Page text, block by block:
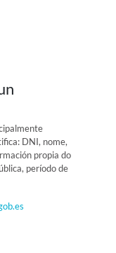
DNI, nome,
propia do
período de